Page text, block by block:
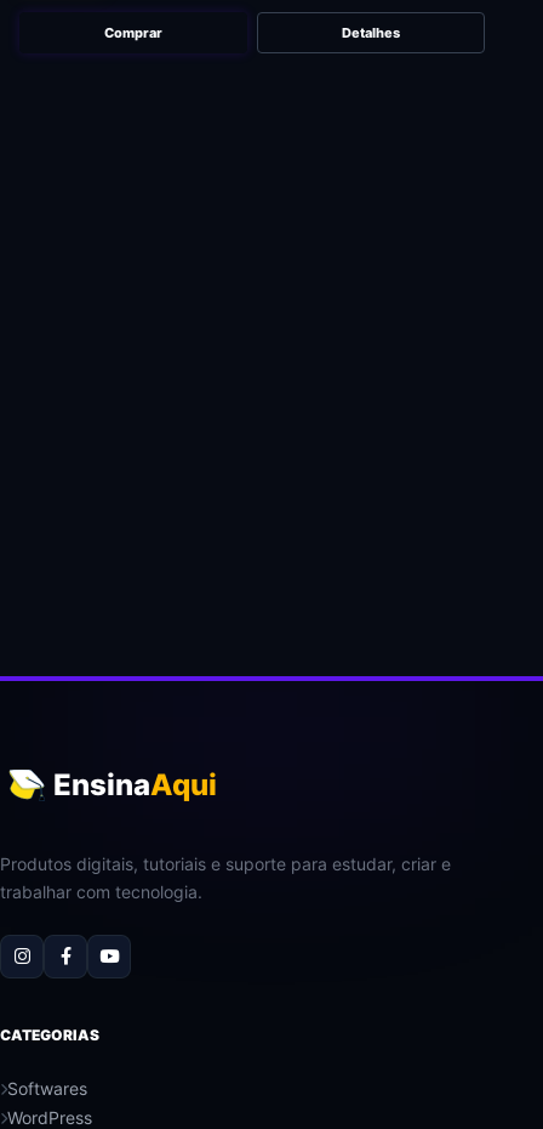
Comprar Detalhes
EnsinaAqui
Produtos digitais, tutoriais e suporte para estudar, criar e
trabalhar com tecnologia.
CATEGORIAS
Softwares
WordPress